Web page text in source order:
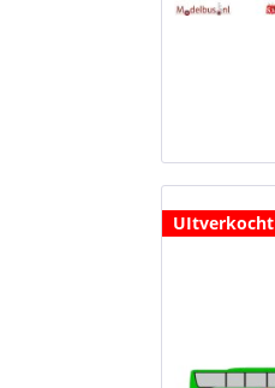
UItverkocht